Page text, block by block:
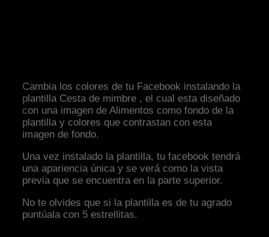
Cambia los colores de tu Facebook instalando la
plantilla Cesta de mimbre , el cual esta diseñado
con una imagen de Alimentos como fondo de la
plantilla y colores que contrastan con esta
imagen de fondo.
Una vez instalado la plantilla, tu facebook tendrá
una apariencia única y se verá como la vista
previa que se encuentra en la parte superior.
No te olvides que si la plantilla es de tu agrado
puntúala con 5 estrellitas.